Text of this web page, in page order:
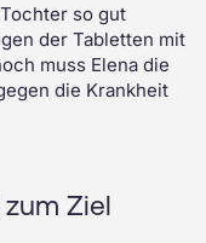
so gut
der Tabletten mit
muss Elena die
die Krankheit
Ziel